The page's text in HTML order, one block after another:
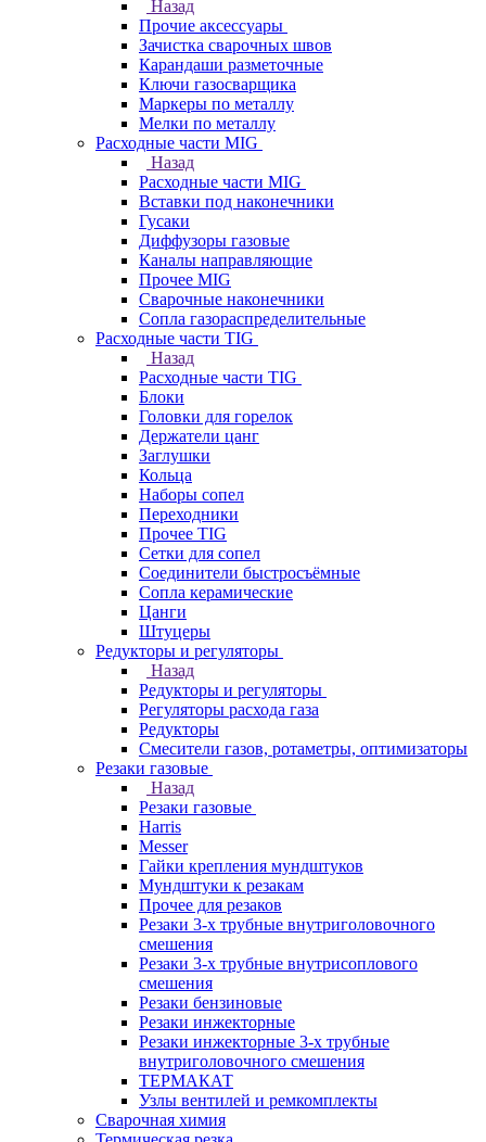
Назад
Прочие аксессуары
Зачистка сварочных швов
Карандаши разметочные
Ключи газосварщика
Маркеры по металлу
Мелки по металлу
Расходные части MIG
Назад
Расходные части MIG
Вставки под наконечники
Гусаки
Диффузоры газовые
Каналы направляющие
Прочее MIG
Сварочные наконечники
Сопла газораспределительные
Расходные части TIG
Назад
Расходные части TIG
Блоки
Головки для горелок
Держатели цанг
Заглушки
Кольца
Наборы сопел
Переходники
Прочее TIG
Сетки для сопел
Соединители быстросъёмные
Сопла керамические
Цанги
Штуцеры
Редукторы и регуляторы
Назад
Редукторы и регуляторы
Регуляторы расхода газа
Редукторы
Смесители газов, ротаметры, оптимизаторы
Резаки газовые
Назад
Резаки газовые
Harris
Messer
Гайки крепления мундштуков
Мундштуки к резакам
Прочее для резаков
Резаки 3-х трубные внутриголовочного
смешения
Резаки 3-х трубные внутрисоплового
смешения
Резаки бензиновые
Резаки инжекторные
Резаки инжекторные 3-х трубные
внутриголовочного смешения
ТЕРМАКАТ
Узлы вентилей и ремкомплекты
Сварочная химия